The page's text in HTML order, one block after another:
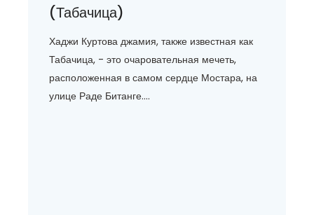
(Табачица)
Хаджи Куртова джамия, также известная как
Табачица, - это очаровательная мечеть,
расположенная в самом сердце Мостара, на
улице Раде Битанге....